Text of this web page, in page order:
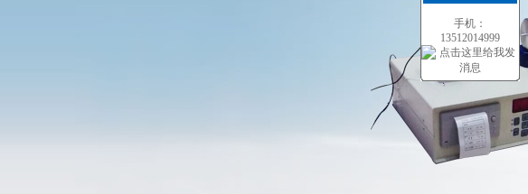
手机：
13512014999